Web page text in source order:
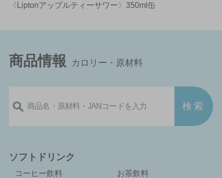
〈Liptonアップルティーサワー〉350ml缶
商品情報 カロリー・原材料
ソフトドリンク
コーヒー飲料
お茶飲料